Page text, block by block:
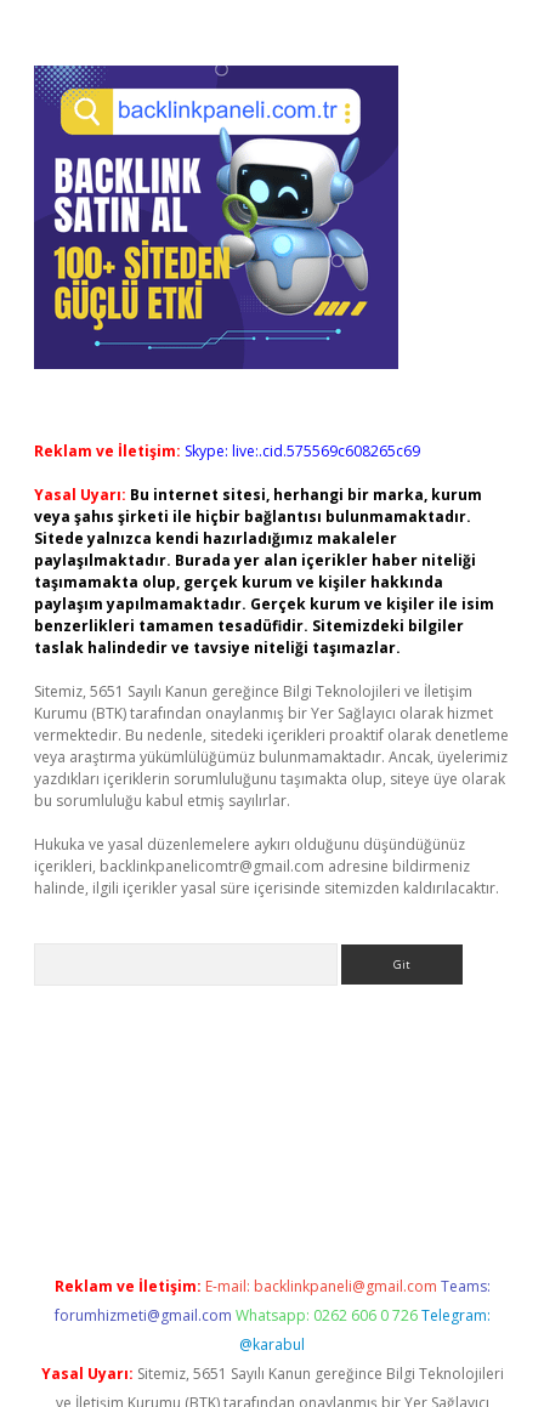
Reklam ve İletişim: Skype: live:.cid.575569c608265c69
Yasal Uyarı: Bu internet sitesi, herhangi bir marka, kurum
veya şahıs şirketi ile hiçbir bağlantısı bulunmamaktadır.
Sitede yalnızca kendi hazırladığımız makaleler
paylaşılmaktadır. Burada yer alan içerikler haber niteliği
taşımamakta olup, gerçek kurum ve kişiler hakkında
paylaşım yapılmamaktadır. Gerçek kurum ve kişiler ile isim
benzerlikleri tamamen tesadüfidir. Sitemizdeki bilgiler
taslak halindedir ve tavsiye niteliği taşımazlar.
Sitemiz, 5651 Sayılı Kanun gereğince Bilgi Teknolojileri ve İletişim
Kurumu (BTK) tarafından onaylanmış bir Yer Sağlayıcı olarak hizmet
vermektedir. Bu nedenle, sitedeki içerikleri proaktif olarak denetleme
veya araştırma yükümlülüğümüz bulunmamaktadır. Ancak, üyelerimiz
yazdıkları içeriklerin sorumluluğunu taşımakta olup, siteye üye olarak
bu sorumluluğu kabul etmiş sayılırlar.
Hukuka ve yasal düzenlemelere aykırı olduğunu düşündüğünüz
içerikleri, backlinkpanelicomtr@gmail.com adresine bildirmeniz
halinde, ilgili içerikler yasal süre içerisinde sitemizden kaldırılacaktır.
Reklam ve İletişim: E-mail: backlinkpaneli@gmail.com Teams:
forumhizmeti@gmail.com Whatsapp: 0262 606 0 726 Telegram:
@karabul
Yasal Uyarı: Sitemiz, 5651 Sayılı Kanun gereğince Bilgi Teknolojileri
ve İletişim Kurumu (BTK) tarafından onaylanmış bir Yer Sağlayıcı